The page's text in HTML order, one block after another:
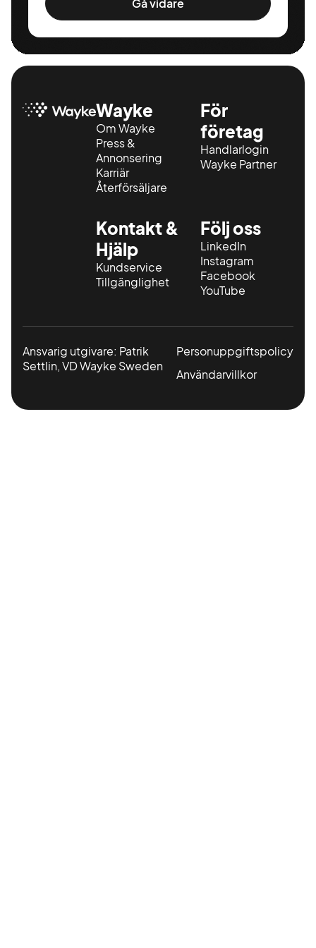
Gå vidare
Wayke
Om Wayke
Press &
Annonsering
Karriär
Återförsäljare
För
företag
Handlarlogin
Wayke Partner
Kontakt &
Hjälp
Kundservice
Tillgänglighet
Följ oss
LinkedIn
Instagram
Facebook
YouTube
Ansvarig utgivare: Patrik
Settlin, VD Wayke Sweden
Personuppgiftspolicy
Användarvillkor